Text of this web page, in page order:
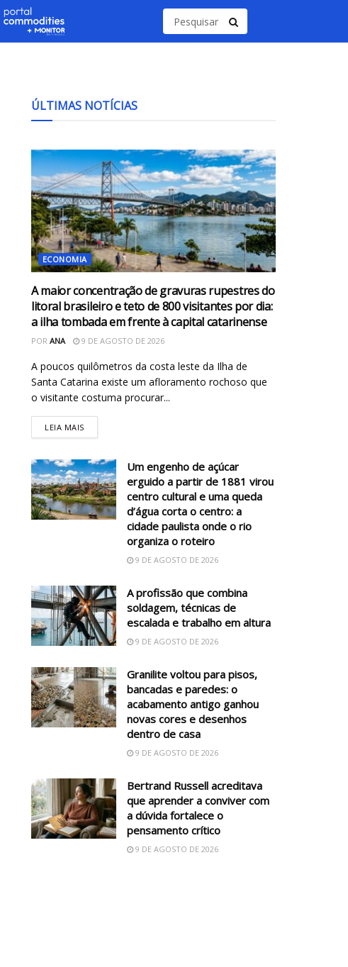
ÚLTIMAS NOTÍCIAS
ECONOMIA
A maior concentração de gravuras rupestres do
litoral brasileiro e teto de 800 visitantes por dia:
a ilha tombada em frente à capital catarinense
POR ANA 9 DE AGOSTO DE 2026
A poucos quilômetros da costa leste da Ilha de
Santa Catarina existe um afloramento rochoso que
o visitante costuma procurar...
LEIA MAIS
Um engenho de açúcar
erguido a partir de 1881 virou
centro cultural e uma queda
d’água corta o centro: a
cidade paulista onde o rio
organiza o roteiro
9 DE AGOSTO DE 2026
A profissão que combina
soldagem, técnicas de
escalada e trabalho em altura
9 DE AGOSTO DE 2026
Granilite voltou para pisos,
bancadas e paredes: o
acabamento antigo ganhou
novas cores e desenhos
dentro de casa
9 DE AGOSTO DE 2026
Bertrand Russell acreditava
que aprender a conviver com
a dúvida fortalece o
pensamento crítico
9 DE AGOSTO DE 2026